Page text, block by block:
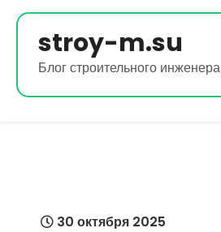
Перейти
содержимому
stroy-m.su
Блог строительного инженера
30 октября 2025